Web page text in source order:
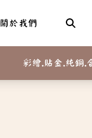
關於我們
彩繪.貼金.純銅.